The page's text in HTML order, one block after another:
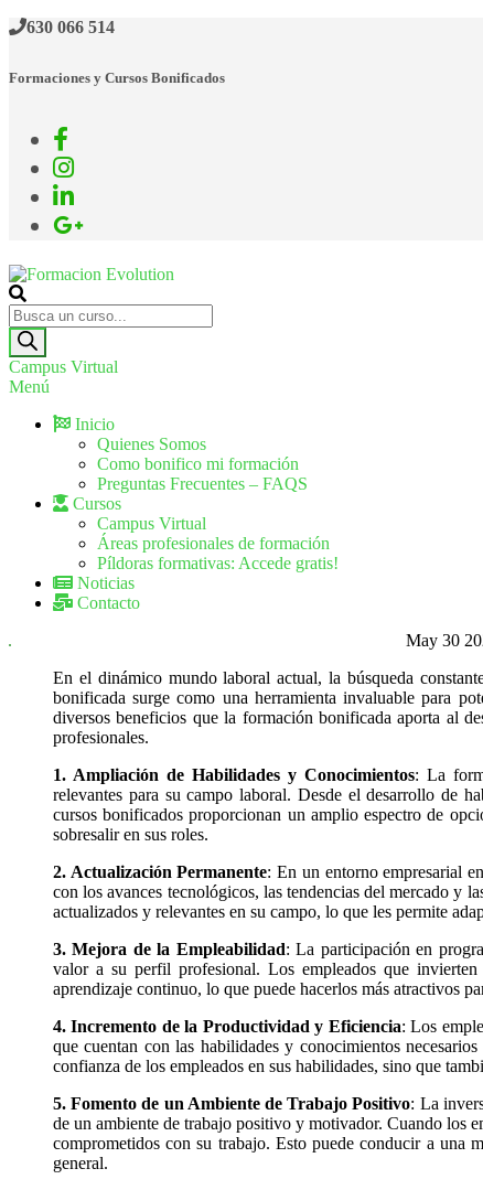
630 066 514
Formaciones y Cursos Bonificados
Formacion Evolution
Cursos de formación continua
Campus Virtual
Menú
Inicio
Quienes Somos
Como bonifico mi formación
Preguntas Frecuentes – FAQS
Cursos
Campus Virtual
Áreas profesionales de formación
Píldoras formativas: Accede gratis!
Noticias
Contacto
May 30
En el dinámico mundo laboral actual, la búsqueda
bonificada surge como una herramienta invaluable para
diversos beneficios que la formación bonificada aporta al
profesionales.
1. Ampliación de Habilidades y Conocimientos: La
relevantes para su campo laboral. Desde el desarrollo de
cursos bonificados proporcionan un amplio espectro de
sobresalir en sus roles.
2. Actualización Permanente: En un entorno empresarial
con los avances tecnológicos, las tendencias del mercado y
actualizados y relevantes en su campo, lo que les permite
3. Mejora de la Empleabilidad: La participación en
valor a su perfil profesional. Los empleados que
aprendizaje continuo, lo que puede hacerlos más atractivos
4. Incremento de la Productividad y Eficiencia: Los
que cuentan con las habilidades y conocimientos
confianza de los empleados en sus habilidades, sino que
5. Fomento de un Ambiente de Trabajo Positivo: La
de un ambiente de trabajo positivo y motivador. Cuando los
comprometidos con su trabajo. Esto puede conducir a una
general.